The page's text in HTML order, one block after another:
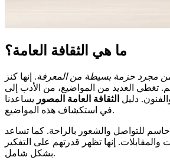
ما هي الثقافة العامة؟
مجرد حزمة بسيطة من المعرفة. إنها كنز
تغطي العديد من المواضيع، من الأدب إلى
دليل الثقافة العامة المصور يساعدنا
في استكشاف هذه المواضيع.
للتواصل والشعور بالراحة. كما تساعد
والمقابلات. إنها تظهر قدرتهم على التفكير
بشكل شامل.